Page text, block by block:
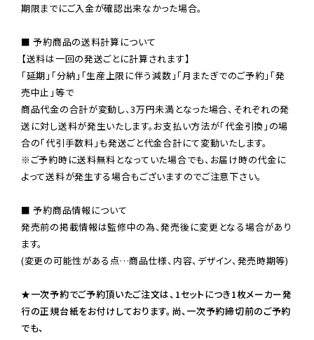
期限までにご入金が確認出来なかった場合。
■ 予約商品の送料計算について
【送料は一回の発送ごとに計算されます】
「延期」「分納」「生産上限に伴う減数」「月またぎでのご予約」「発
売中止」等で
商品代金の合計が変動し、3万円未満となった場合、それぞれの発
送に対し送料が発生いたします。お支払い方法が「代金引換」の場
※ご予約時に送料無料となっていた場合でも、お届け時の代金に
よって送料が発生する場合もございますのでご注意下さい。
■ 予約商品情報について
発売前の掲載情報は監修中の為、発売後に変更となる場合があり
ます。
(変更の可能性がある点…商品仕様、内容、デザイン、発売時期等)
★一次予約でご予約頂いたご注文は、1セットにつき1枚メーカー発
行の正規台紙をお付けしております。尚、一次予約締切前のご予約
でも、